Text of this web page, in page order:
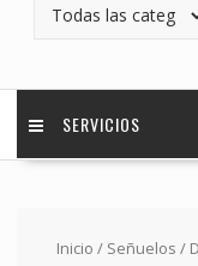
SERVICIOS
Inicio / Señuelos /